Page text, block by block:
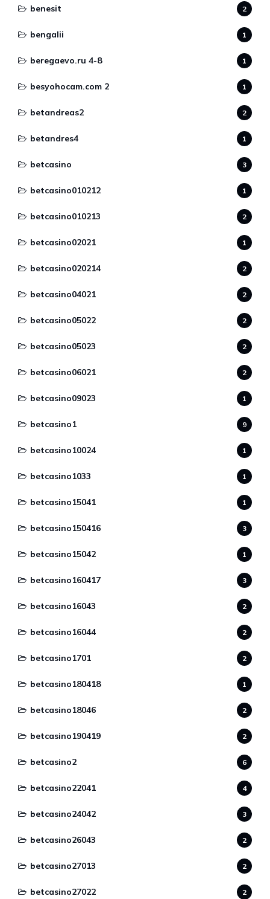
benesit 2
bengalii 1
beregaevo.ru 4-8 1
besyohocam.com 2 1
betandreas2 2
betandres4 1
betcasino 3
betcasino010212 1
betcasino010213 2
betcasino02021 1
betcasino020214 2
betcasino04021 2
betcasino05022 2
betcasino05023 2
betcasino06021 2
betcasino09023 1
betcasino1 9
betcasino10024 1
betcasino1033 1
betcasino15041 1
betcasino150416 3
betcasino15042 1
betcasino160417 3
betcasino16043 2
betcasino16044 2
betcasino1701 2
betcasino180418 1
betcasino18046 2
betcasino190419 2
betcasino2 6
betcasino22041 4
betcasino24042 3
betcasino26043 2
betcasino27013 2
betcasino27022 2